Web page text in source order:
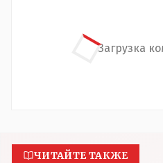
Загрузка
ЧИТАЙТЕ ТАКЖЕ